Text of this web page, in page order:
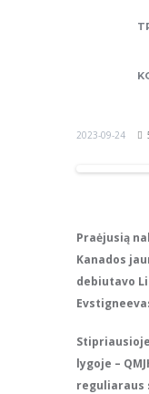
2023-09-24
Praėjusią
Kanados
debiutavo
lygoje –
reguliaraus